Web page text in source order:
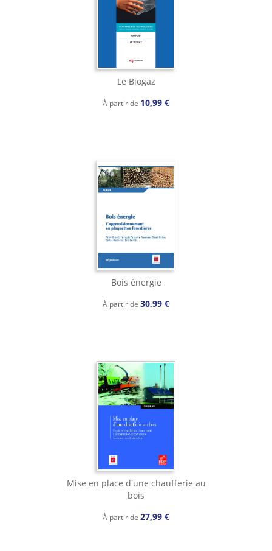
Le Biogaz
À partir de 10,99 €
Bois énergie
À partir de 30,99 €
Mise en place d'une chaufferie au
bois
À partir de 27,99 €